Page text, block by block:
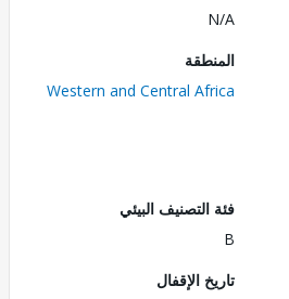
Western and Central Africa
فئة التصنيف البيئي
تاريخ الإقفال